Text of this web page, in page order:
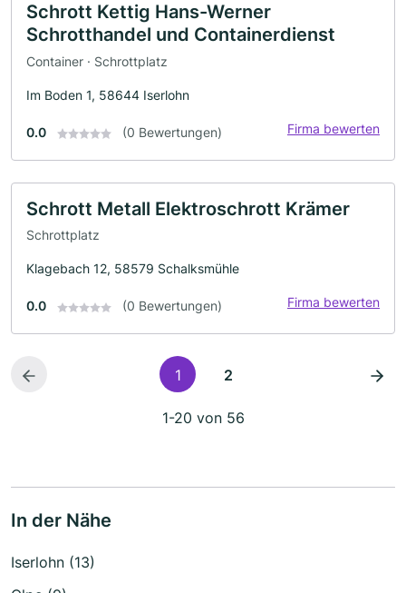
Schrott Kettig Hans-Werner
Schrotthandel und Containerdienst
Container · Schrottplatz
Im Boden 1, 58644 Iserlohn
0.0 (0 Bewertungen) Firma bewerten
Schrott Metall Elektroschrott Krämer
Schrottplatz
Klagebach 12, 58579 Schalksmühle
0.0 (0 Bewertungen) Firma bewerten
1 2
1-20 von 56
In der Nähe
Iserlohn (13)